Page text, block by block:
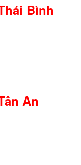
Bình
An